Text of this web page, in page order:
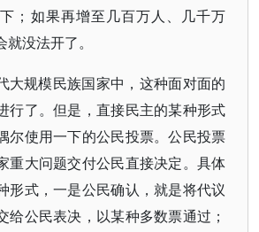
；如果再增至几百万人、几千万
没法开了。
大规模民族国家中，这种面对面的
行了。但是，直接民主的某种形式
尔使用一下的公民投票。公民投票
重大问题交付公民直接决定。具体
形式，一是公民确认，就是将代议
给公民表决，以某种多数票通过；